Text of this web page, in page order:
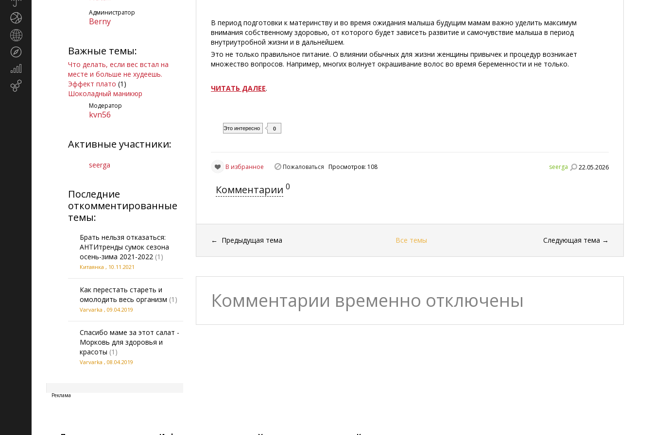
Экономика
маркетинг
Администратор
Berny
Важные темы:
Что делать, если вес встал на
месте и больше не худеешь.
Эффект плато (1)
Шоколадный маникюр
Модератор
kvn56
Активные участники:
seerga
Последние
откомментированные
темы:
Брать нельзя отказаться:
АНТИтренды сумок сезона
осень-зима 2021-2022 (1)
Китаянка , 10.11.2021
Как перестать стареть и
омолодить весь организм (1)
Varvarka , 09.04.2019
Спасибо маме за этот салат -
Морковь для здоровья и
красоты (1)
Varvarka , 08.04.2019
Реклама
В период подготовки к материнству и во время ожидания малыша будущим мамам важно уделить максимум
внимания собственному здоровью, от которого будет зависеть развитие и самочувствие малыша в период
внутриутробной жизни и в дальнейшем.
Это не только правильное питание. О влиянии обычных для жизни женщины привычек и процедур возникает
множество вопросов. Например, многих волнует окрашивание волос во время беременности и не только.
ЧИТАТЬ ДАЛЕЕ.
Это интересно 0
seerga 22.05.2026
В избранное Пожаловаться Просмотров: 108
Комментарии 0
← Предыдущая тема Все темы Следующая тема →
Комментарии временно отключены